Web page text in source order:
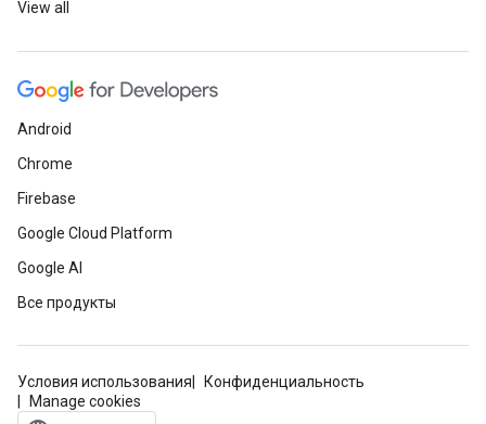
View all
Android
Chrome
Firebase
Google Cloud Platform
Google AI
Все продукты
Условия использования
Конфиденциальность
Manage cookies